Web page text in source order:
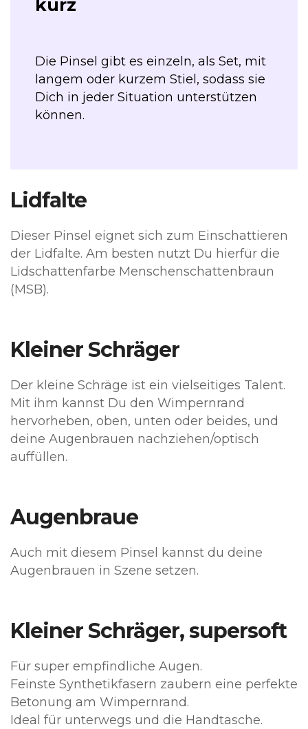
kurz
Die Pinsel gibt es einzeln, als Set, mit
langem oder kurzem Stiel, sodass sie
Dich in jeder Situation unterstützen
können.
Lidfalte
Dieser Pinsel eignet sich zum Einschattieren
der Lidfalte. Am besten nutzt Du hierfür die
Lidschattenfarbe Menschenschattenbraun
(MSB).
Kleiner Schräger
Der kleine Schräge ist ein vielseitiges Talent.
Mit ihm kannst Du den Wimpernrand
hervorheben, oben, unten oder beides, und
deine Augenbrauen nachziehen/optisch
auffüllen.
Augenbraue
Auch mit diesem Pinsel kannst du deine
Augenbrauen in Szene setzen.
Kleiner Schräger, supersoft
Für super empfindliche Augen.
Feinste Synthetikfasern zaubern eine perfekte
Betonung am Wimpernrand.
Ideal für unterwegs und die Handtasche.